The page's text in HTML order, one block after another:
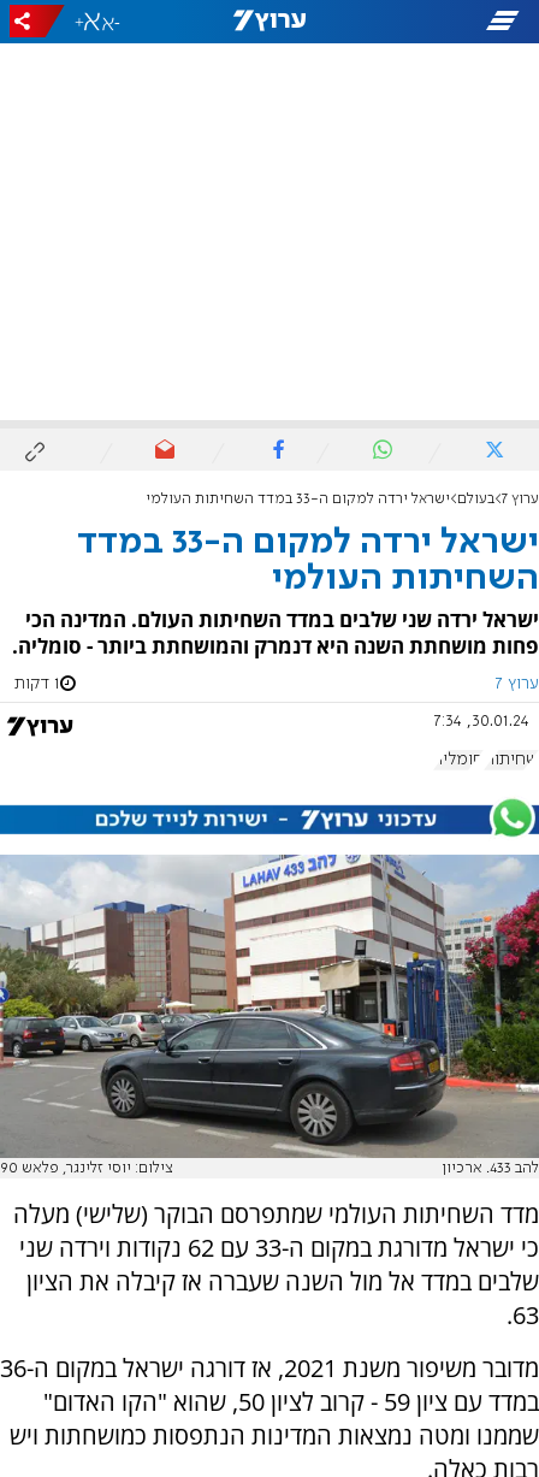
-
+
ערוץ 7 בעולם ישראל ירדה למקום ה-33 במדד השחיתות העולמי
ישראל ירדה למקום ה-33 במדד
השחיתות העולמי
ישראל ירדה שני שלבים במדד השחיתות העולם. המדינה הכי
פחות מושחתת השנה היא דנמרק והמושחתת ביותר - סומליה.
ערוץ 7 1 דקות
30.01.24, 7:34
שחיתות סומליה
להב 433. ארכיון צילום: יוסי זלינגר, פלאש 90
מדד השחיתות העולמי שמתפרסם הבוקר (שלישי) מעלה
כי ישראל מדורגת במקום ה-33 עם 62 נקודות וירדה שני
שלבים במדד אל מול השנה שעברה אז קיבלה את הציון
63.
מדובר משיפור משנת 2021, אז דורגה ישראל במקום ה-36
במדד עם ציון 59 - קרוב לציון 50, שהוא "הקו האדום"
שממנו ומטה נמצאות המדינות הנתפסות כמושחתות ויש
רבות כאלה.